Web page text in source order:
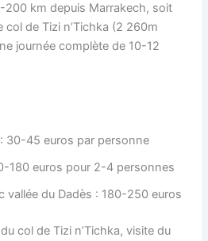
200 km depuis Marrakech, soit
de Tizi n’Tichka (2 260m
journée complète de 10-12
30-45 euros par personne
180 euros pour 2-4 personnes
vallée du Dadès : 180-250 euros
col de Tizi n’Tichka, visite du